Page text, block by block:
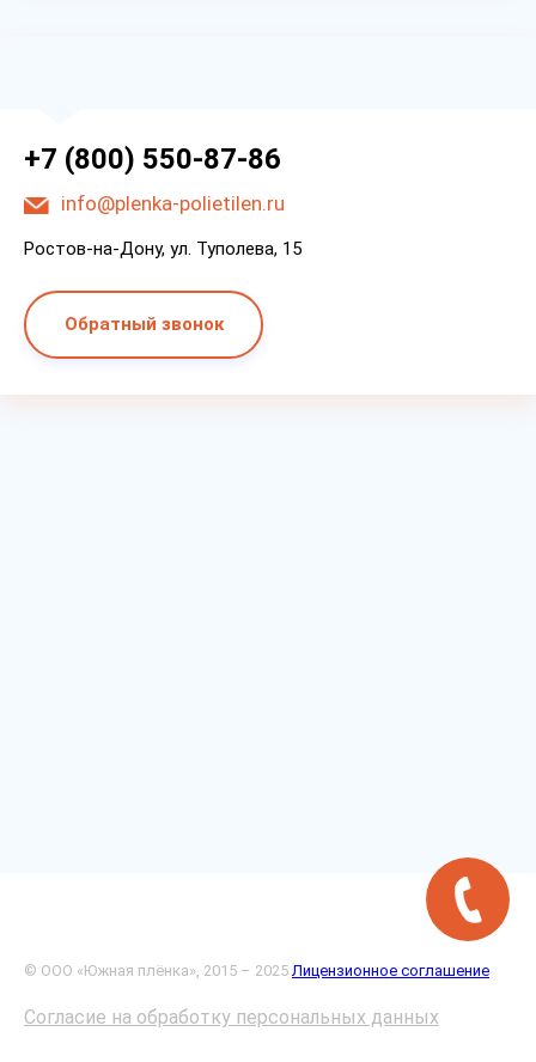
+7 (800) 550-87-86
info@plenka-polietilen.ru
Ростов-на-Дону, ул. Туполева, 15
Обратный звонок
© ООО «Южная плёнка», 2015 – 2025 Лицензионное соглашение
Согласие на обработку персональных данных